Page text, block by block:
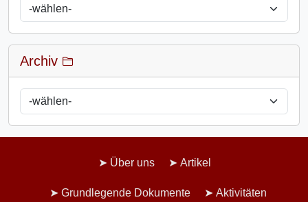
Archiv
Über uns Artikel
Grundlegende Dokumente Aktivitäten